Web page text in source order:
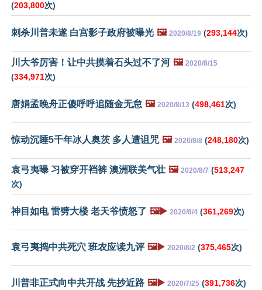
(203,800次)
刺杀川普未遂 白宫影子政府被曝光 🖼️ 2020/8/19 (293,144次)
川大爷厉害！让中共摸着石头过不了河 🖼️ 2020/8/15
(334,971次)
唐娟孟晚舟正傻呼呼追随金无怠 🖼️ 2020/8/13 (498,461次)
惊动沉睡5千年冰人奥茨 多人遭诅咒 🖼️ 2020/8/8 (248,180次)
袁弓夷曝 习被穿开裆裤 澳洲联美气壮 🖼️ 2020/8/7 (513,247
次)
神目如电 雷劈大楼 老天爷愤怒了 🖼️▶️ 2020/8/4 (361,269次)
袁弓夷捣中共死穴 班农应读九评 🖼️▶️ 2020/8/2 (375,465次)
川普非正式向中共开战 先抄近路 🖼️▶️ 2020/7/25 (391,736次)